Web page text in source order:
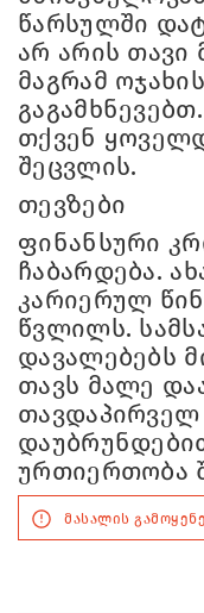
წარსულში
არ არის
მაგრამ
თქვენ
შეცვლის.
თევზები
ფინანსური
ჩაბარდება.
კარიერულ
წვლილს.
დავალებებს
თავს მალე
ურთიერთობა
მასალის